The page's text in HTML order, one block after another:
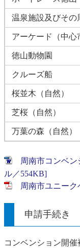
温泉施設及びその
アーケード（中心
徳山動物園
クルーズ船
桜並木（自然）
芝桜（自然）
万葉の森（自然）
周南市コンベン
ル／554KB]
周南市ユニー
申請手続き
コンベンション開